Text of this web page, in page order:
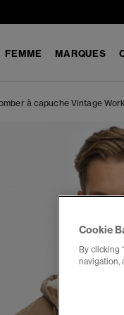
FEMME MARQUES
à capuche Vintage
Cookie
By clicking
navigation,